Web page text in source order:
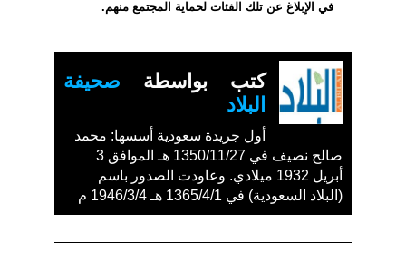
في الإبلاغ عن تلك الفئات لحماية المجتمع منهم.
كتب بواسطة صحيفة
البلاد
أول جريدة سعودية أسسها: محمد
صالح نصيف في 1350/11/27 هـ الموافق 3
أبريل 1932 ميلادي. وعاودت الصدور باسم
(البلاد السعودية) في 1365/4/1 هـ 1946/3/4 م